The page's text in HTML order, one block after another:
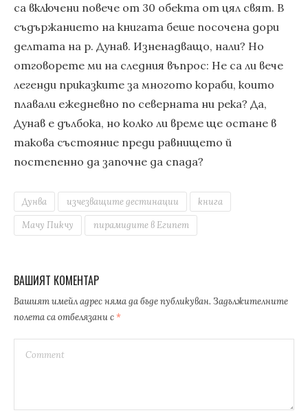
са включени повече от 30 обекта от цял свят. В
съдържанието на книгата беше посочена дори
делтата на р. Дунав. Изненадващо, нали? Но
отговорете ми на следния въпрос: Не са ли вече
легенди приказките за многото кораби, които
плавали ежедневно по северната ни река? Да,
Дунав е дълбока, но колко ли време ще остане в
такова състояние преди равнището й
постепенно да започне да спада?
Дунва изчезващите дестинации книга
Мачу Пикчу пирамидите в Египет
ВАШИЯТ КОМЕНТАР
Вашият имейл адрес няма да бъде публикуван. Задължителните
полета са отбелязани с*